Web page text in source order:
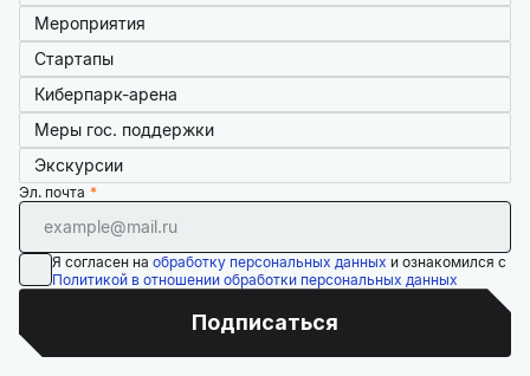
Мероприятия
Стартапы
Киберпарк-арена
Меры гос. поддержки
Экскурсии
Эл. почта
Я согласен на обработку персональных данных и ознакомился с
Политикой в отношении обработки персональных данных
Подписаться